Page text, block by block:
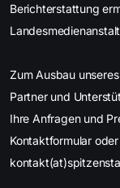
Berichterstattung
Zum Ausbau
Partner und
Ihre Anfragen und
Kontaktformular